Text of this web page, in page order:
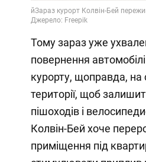
Тому зараз уже
повернення
курорту, щоправда, на
території, щоб
пішоходів і
Колвін-Бей хоче
приміщення під